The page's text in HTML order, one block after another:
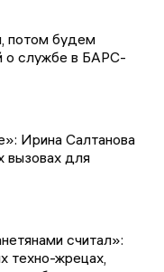
потом будем
о службе в БАРС-
Ирина Салтанова
вызовах для
считал»:
техно-жрецах,